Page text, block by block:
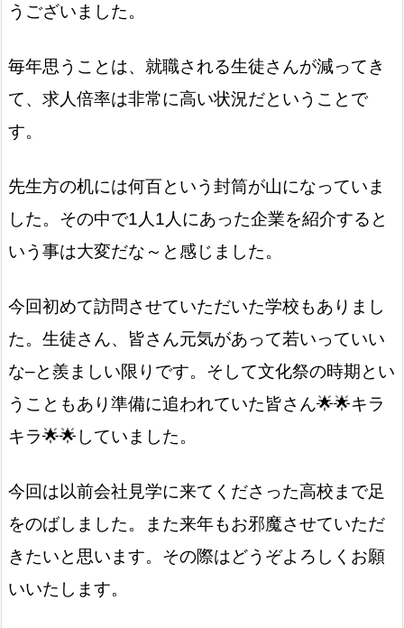
うございました。
毎年思うことは、就職される生徒さんが減ってき
て、求人倍率は非常に高い状況だということで
す。
先生方の机には何百という封筒が山になっていま
した。その中で1人1人にあった企業を紹介すると
いう事は大変だな～と感じました。
今回初めて訪問させていただいた学校もありまし
た。生徒さん、皆さん元気があって若いっていい
な–と羨ましい限りです。そして文化祭の時期とい
うこともあり準備に追われていた皆さん🌟🌟キラ
キラ🌟🌟していました。
今回は以前会社見学に来てくださった高校まで足
をのばしました。また来年もお邪魔させていただ
きたいと思います。その際はどうぞよろしくお願
いいたします。